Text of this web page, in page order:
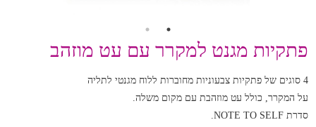
פתקיות מגנט למקרר עם עט מוזהב
4 סוגים של פתקיות צבעוניות מחוברות ללוח מגנטי לתליה
על המקרר, כולל עט מוזהבת עם מקום משלה.
סדרת NOTE TO SELF.